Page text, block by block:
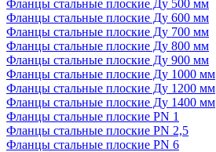
Фланцы стальные плоские Ду 500 мм
Фланцы стальные плоские Ду 600 мм
Фланцы стальные плоские Ду 700 мм
Фланцы стальные плоские Ду 800 мм
Фланцы стальные плоские Ду 900 мм
Фланцы стальные плоские Ду 1000 мм
Фланцы стальные плоские Ду 1200 мм
Фланцы стальные плоские Ду 1400 мм
Фланцы стальные плоские PN 1
Фланцы стальные плоские PN 2,5
Фланцы стальные плоские PN 6